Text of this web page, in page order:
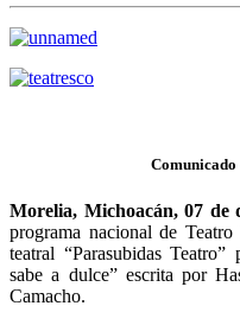
Comunicado
Morelia, Michoacán, 07 de
programa nacional de
teatral “Parasubidas
sabe a dulce” escrita por
Camacho.